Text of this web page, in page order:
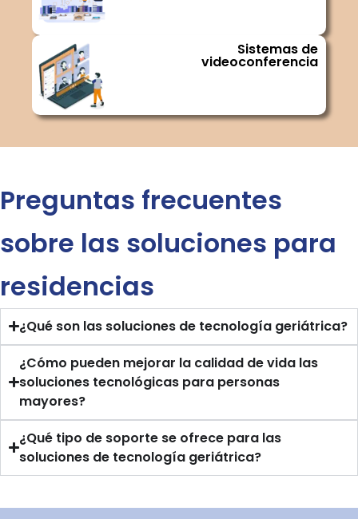
Sistemas de
videoconferencia
Preguntas frecuentes
sobre las soluciones para
residencias
¿Qué son las soluciones de tecnología geriátrica?
¿Cómo pueden mejorar la calidad de vida las
soluciones tecnológicas para personas
mayores?
¿Qué tipo de soporte se ofrece para las
soluciones de tecnología geriátrica?